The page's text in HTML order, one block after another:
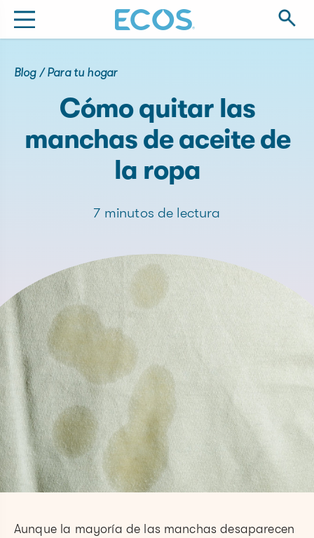
Blog/Para tu hogar
Cómo quitar las
manchas de aceite de
la ropa
7 minutos de lectura
Aunque la mayoría de las manchas desaparecen